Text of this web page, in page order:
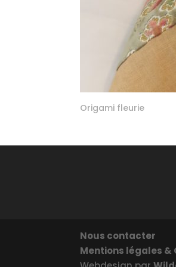
Origami fleurie
Nous contacter
Mentions légales &